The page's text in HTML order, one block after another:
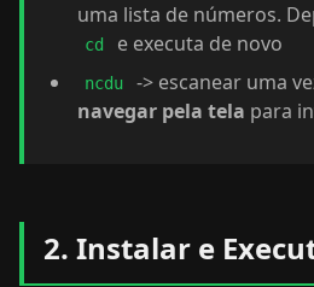
uma lista de números.
cd e executa de novo
ncdu
-> escanear uma
navegar pela tela para
2. Instalar e